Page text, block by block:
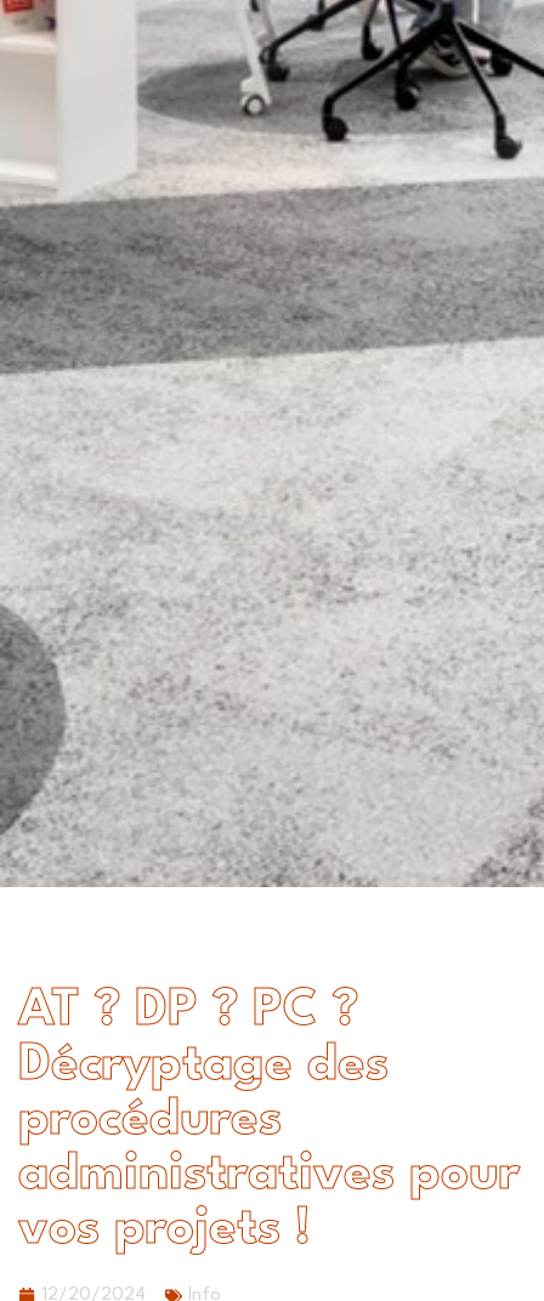
AT ? DP ? PC ?
Décryptage des
procédures
administratives pour
vos projets !
12/20/2024 Info